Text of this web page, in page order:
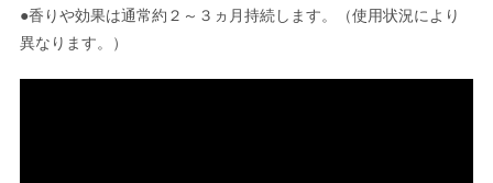
●香りや効果は通常約２～３ヵ月持続します。（使用状況により
異なります。）